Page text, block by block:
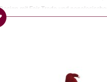
mit Fair Trade und
Unternehmen.